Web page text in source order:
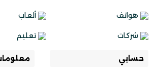
هواتف ألعاب
شركات تعليم
حسابي